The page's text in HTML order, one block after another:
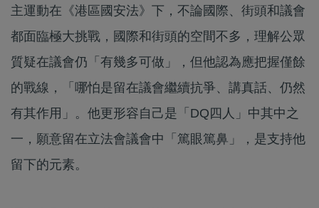
主運動在《港區國安法》下，不論國際、街頭和議會
都面臨極大挑戰，國際和街頭的空間不多，理解公眾
質疑在議會仍「有幾多可做」，但他認為應把握僅餘
的戰線，「哪怕是留在議會繼續抗爭、講真話、仍然
有其作用」。他更形容自己是「DQ四人」中其中之
一，願意留在立法會議會中「篤眼篤鼻」，是支持他
留下的元素。